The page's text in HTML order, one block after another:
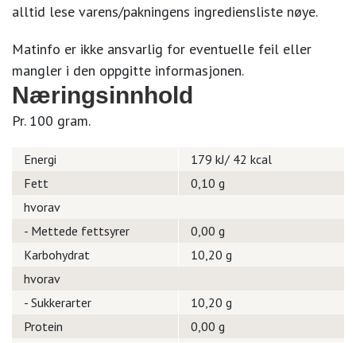
alltid lese varens/pakningens ingrediensliste nøye.
Matinfo er ikke ansvarlig for eventuelle feil eller
mangler i den oppgitte informasjonen.
Næringsinnhold
Pr. 100 gram.
Energi
179 kJ/ 42 kcal
Fett
0,10 g
hvorav
- Mettede fettsyrer
0,00 g
Karbohydrat
10,20 g
hvorav
- Sukkerarter
10,20 g
Protein
0,00 g